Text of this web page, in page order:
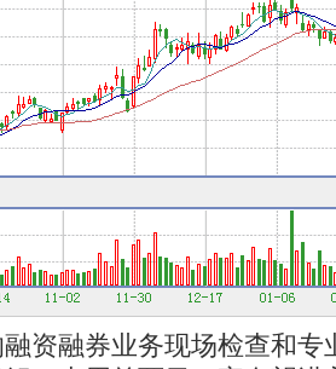
融券业务现场检查和专